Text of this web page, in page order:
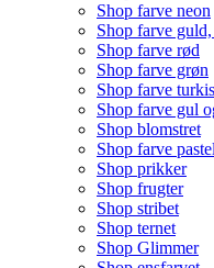
Shop farve neon
Shop farve
Shop farve rød
Shop farve grøn
Shop farve
Shop farve gul
Shop blomstret
Shop farve pastel
Shop prikker
Shop frugter
Shop stribet
Shop ternet
Shop Glimmer